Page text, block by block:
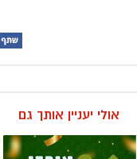
אולי יעניין אותך גם